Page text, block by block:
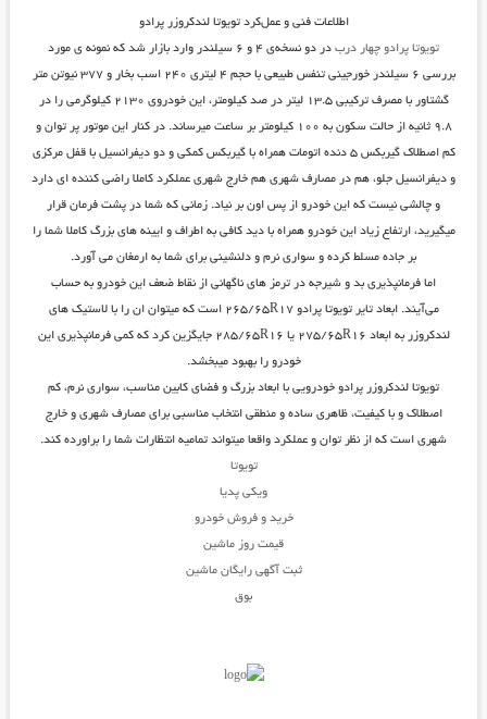
اطلاعات فنی و عمل‌کرد تویوتا لندکروزر پرادو
تویوتا پرادو چهار درب
در دو نسخه‌ی ۴ و ۶ سیلندر وارد بازار شد که نمونه ی مورد
بررسی ۶ سیلندر خورجینی تنفس طبیعی با حجم ۴ لیتری ۲۴۰ اسب بخار و ۳۷۷ نیوتن متر
گشتاور با مصرف ترکیبی ۱۳.۵ لیتر در صد کیلومتر، این خودروی ۲۱۳۰ کیلوگرمی را در
۹.۸ ثانیه از حالت سکون به ۱۰۰ کیلومتر بر ساعت میرساند. در کنار این موتور پر توان و
کم اصطلاک گیربکس ۵ دنده اتومات همراه با گیربکس کمکی و دو دیفرانسیل با قفل مرکزی
و دیفرانسیل جلو، هم در مصارف شهری هم خارج شهری عملکرد کاملا راضی کننده ای دارد
و چالشی نیست که این خودرو از پس اون بر نیاد. زمانی که شما در پشت فرمان قرار
میگیرید، ارتفاع زیاد این خودرو همراه با دید کافی به اطراف و ایینه های بزرگ کاملا شما را
بر جاده مسلط کرده و سواری نرم و دلنشینی برای شما به ارمغان می آورد.
اما فرمانپذیری بد و شیرجه در ترمز های ناگهانی از نقاط ضعف این خودرو به حساب
می‌آیند.ابعاد تایر تویوتا پرادو ۲۶۵/۶۵R۱۷ است که میتوان ان را با لاستیک های
لندکروزربه ابعاد ۲۷۵/۶۵R۱۶ یا ۲۸۵/۶۵R۱۶
جایگزین کرد که کمی فرمانپذیری این
خودرو را بهبود میبخشد.
تویوتا لندکروزر پرادو خودرویی با ابعاد بزرگ و فضای کابین مناسب، سواری نرم، کم
اصطلاک و با کیفیت، ظاهری ساده و منطقی انتخاب مناسبی برای مصارف شهری و خارج
شهری است که از نظر توان و عملکرد واقعا میتواند تمامیه انتظارات شما را براورده کند.
تویوتا
ویکی پدیا
خرید و فروش خودرو
قیمت روز ماشین
ثبت آگهی رایگان ماشین
بوق